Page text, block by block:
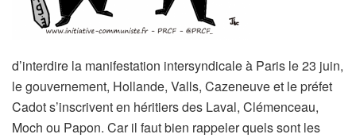
d’interdire la manifestation intersyndicale à Paris le 23 juin,
le gouvernement, Hollande, Valls, Cazeneuve et le préfet
Cadot s’inscrivent en héritiers des Laval, Clémenceau,
Moch ou Papon. Car il faut bien rappeler quels sont les